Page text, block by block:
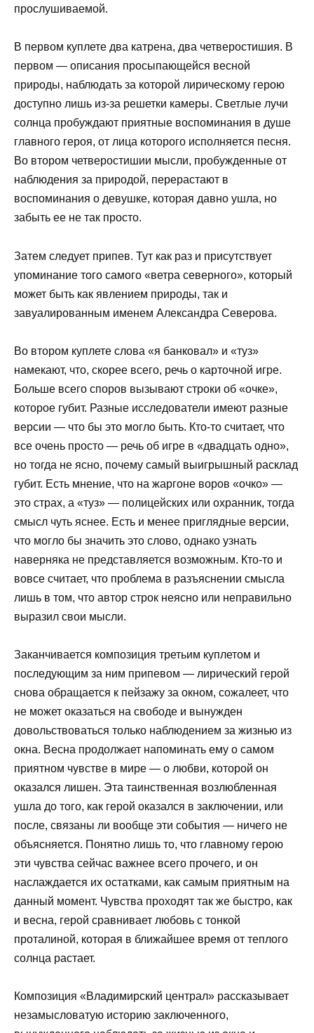
прослушиваемой.
В первом куплете два катрена, два четверостишия. В
первом — описания просыпающейся весной
природы, наблюдать за которой лирическому герою
доступно лишь из-за решетки камеры. Светлые лучи
солнца пробуждают приятные воспоминания в душе
главного героя, от лица которого исполняется песня.
Во втором четверостишии мысли, пробужденные от
наблюдения за природой, перерастают в
воспоминания о девушке, которая давно ушла, но
забыть ее не так просто.
Затем следует припев. Тут как раз и присутствует
упоминание того самого «ветра северного», который
может быть как явлением природы, так и
завуалированным именем Александра Северова.
Во втором куплете слова «я банковал» и «туз»
намекают, что, скорее всего, речь о карточной игре.
Больше всего споров вызывают строки об «очке»,
которое губит. Разные исследователи имеют разные
версии — что бы это могло быть. Кто-то считает, что
все очень просто — речь об игре в «двадцать одно»,
но тогда не ясно, почему самый выигрышный расклад
губит. Есть мнение, что на жаргоне воров «очко» —
это страх, а «туз» — полицейских или охранник, тогда
смысл чуть яснее. Есть и менее приглядные версии,
что могло бы значить это слово, однако узнать
наверняка не представляется возможным. Кто-то и
вовсе считает, что проблема в разъяснении смысла
лишь в том, что автор строк неясно или неправильно
выразил свои мысли.
Заканчивается композиция третьим куплетом и
последующим за ним припевом — лирический герой
снова обращается к пейзажу за окном, сожалеет, что
не может оказаться на свободе и вынужден
довольствоваться только наблюдением за жизнью из
окна. Весна продолжает напоминать ему о самом
приятном чувстве в мире — о любви, которой он
оказался лишен. Эта таинственная возлюбленная
ушла до того, как герой оказался в заключении, или
после, связаны ли вообще эти события — ничего не
объясняется. Понятно лишь то, что главному герою
эти чувства сейчас важнее всего прочего, и он
наслаждается их остатками, как самым приятным на
данный момент. Чувства проходят так же быстро, как
и весна, герой сравнивает любовь с тонкой
проталиной, которая в ближайшее время от теплого
солнца растает.
Композиция «Владимирский централ» рассказывает
незамысловатую историю заключенного,